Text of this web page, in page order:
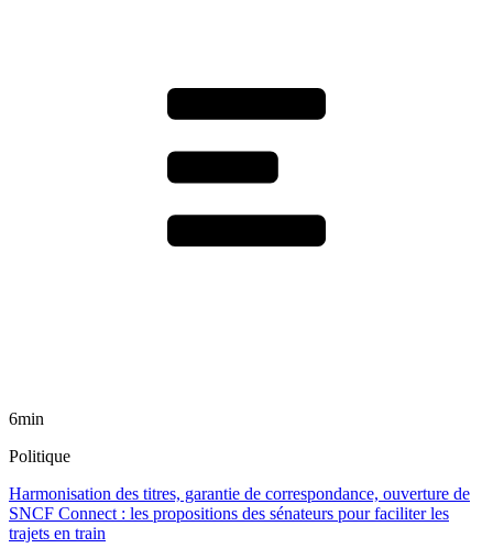
6min
Politique
Harmonisation des titres, garantie de correspondance, ouverture de
SNCF Connect : les propositions des sénateurs pour faciliter les
trajets en train